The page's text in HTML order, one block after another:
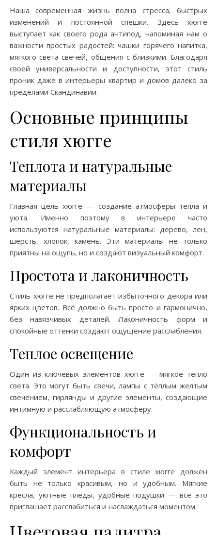
Наша современная жизнь полна стресса, быстрых
изменений и постоянной спешки. Здесь хюгге
выступает как своего рода антипод, напоминая нам о
важности простых радостей: чашки горячего напитка,
мягкого света свечей, общения с близкими. Благодаря
своей универсальности и доступности, этот стиль
проник даже в интерьеры квартир и домов далеко за
пределами Скандинавии.
Основные принципы
стиля хюгге
Теплота и натуральные
материалы
Главная цель хюгге — создание атмосферы тепла и
уюта. Именно поэтому в интерьере часто
используются натуральные материалы: дерево, лен,
шерсть, хлопок, камень. Эти материалы не только
приятны на ощупь, но и создают визуальный комфорт.
Простота и лаконичность
Стиль хюгге не предполагает избыточного декора или
ярких цветов. Всё должно быть просто и гармонично,
без навязчивых деталей. Лаконичность форм и
спокойные оттенки создают ощущение расслабления.
Теплое освещение
Один из ключевых элементов хюгге — мягкое тепло
света. Это могут быть свечи, лампы с тёплым желтым
свечением, гирлянды и другие элементы, создающие
интимную и расслабляющую атмосферу.
Функциональность и
комфорт
Каждый элемент интерьера в стиле хюгге должен
быть не только красивым, но и удобным. Мягкие
кресла, уютные пледы, удобные подушки — всё это
приглашает расслабиться и наслаждаться моментом.